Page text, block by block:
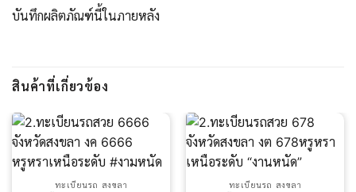
บันทึกผลิตภัณฑ์นี้ในภายหลัง
สินค้าที่เกี่ยวข้อง
ทะเบียนรถ สงขลา ทะเบียนรถ สงขลา